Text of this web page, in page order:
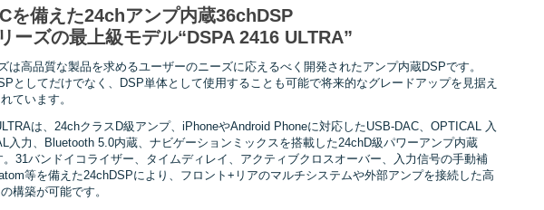
を備えた24chアンプ内蔵36chDSP
ーズの最上級モデル“DSPA 2416 ULTRA”
は高品質な製品を求めるユーザーのニーズに応えるべく開発されたアンプ内蔵DSPです。
としてだけでなく、DSP単体として使用することも可能で将来的なグレードアップを見据え
ています。
は、24chクラスD級アンプ、iPhoneやAndroid Phoneに対応したUSB-DAC、OPTICAL 入
入力、Bluetooth 5.0内蔵、ナビゲーションミックスを搭載した24chD級パワーアンプ内蔵
31バンドイコライザー、タイムディレイ、アクティブクロスオーバー、入力信号の手動補
等を備えた24chDSPにより、フロント+リアのマルチシステムや外部アンプを接続した高
構築が可能です。